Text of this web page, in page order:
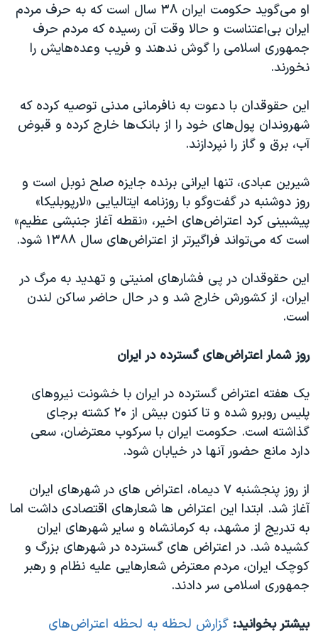
او می‌گوید حکومت ایران ۳۸ سال است که به حرف مردم
ایران بی‌اعتناست و حالا وقت آن رسیده که مردم حرف
جمهوری اسلامی را گوش ندهند و فریب وعده‌هایش را
نخورند.
این حقوقدان با دعوت به نافرمانی مدنی توصیه کرده که
شهروندان پول‌های خود را از بانک‌ها خارج کرده و قبوض
آب، برق و گاز را نپردازند.
شیرین عبادی، تنها ایرانی برنده جایزه صلح نوبل است و
روز دوشنبه در گفت‌وگو با روزنامه ایتالیایی «لارپوبلیکا»
پیشبینی کرد اعتراض‌های اخیر، «نقطه آغاز جنبشی عظیم»
است که می‌تواند فراگیر‌تر از اعتراض‌های سال ۱۳۸۸ شود.
این حقوقدان در پی فشارهای امنیتی و تهدید به مرگ در
ایران، از کشورش خارج شد و در حال حاضر ساکن لندن
است.
روز شمار اعتراض‌های گسترده در ایران
یک هفته اعترا‌ض‌ گسترده در ایران با خشونت نیروهای
پلیس روبرو شده و تا کنون بیش از ۲۰ کشته
برجای
گذاشته است. حکومت ایران با سرکوب معترضان، سعی
دارد مانع حضور آنها در خیابان شود.
از روز پنجشنبه ۷ دیماه، اعتراض های در شهرهای ایران
آغاز شد. ابتدا این اعتراض ها شعارهای اقتصادی داشت اما
به تدریج از مشهد، به کرمانشاه و سایر شهرهای ایران
کشیده شد. در اعتراض های گسترده در شهرهای بزرگ و
کوچک ایران، مردم معترض شعارهایی علیه نظام و رهبر
جمهوری اسلامی سر دادند.
بیشتر بخوانید: گزارش لحظه به لحظه اعتراض‌های